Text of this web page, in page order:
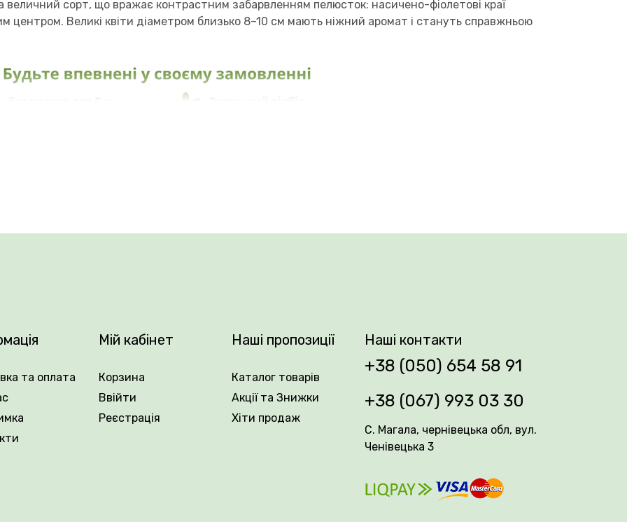
величний сорт, що вражає контрастним забарвленням пелюсток: насичено-фіолетові краї
центром. Великі квіти діаметром близько 8–10 см мають ніжний аромат і стануть справжньою
40–60 см, що дозволяє ефектно поєднувати її з іншими декоративними культурами. Сорт
та оплата
Мій кабінет
Корзина
Ввійти
Реєстрація
Наші пропозиції
Каталог товарів
Акції та Знижки
Хіти продаж
Наші контакти
+38 (050) 654 58 91
+38 (067) 993 03 30
С. Магала, чернівецька обл, вул.
Ченівецька 3